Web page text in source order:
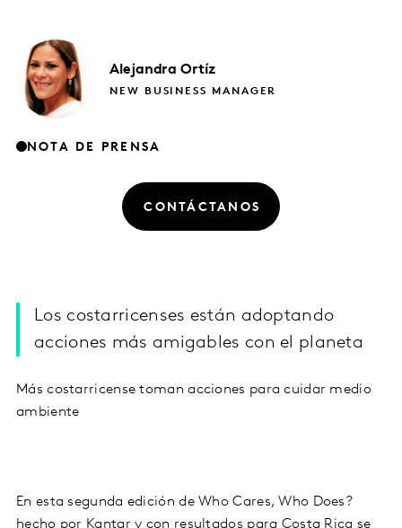
AlejandraOrtíz
NEW BUSINESS MANAGER
NOTA DE PRENSA
CONTÁCTANOS
Los costarricenses están adoptando
acciones más amigables con el planeta
Más costarricense toman acciones para cuidar medio
ambiente
En esta segunda edición de Who Cares, Who Does?
hecho por Kantar y con resultados para Costa Rica se